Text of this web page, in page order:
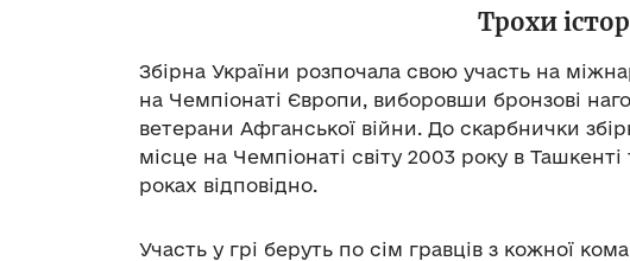
Трохи
Збірна України розпочала свою участь на
на Чемпіонаті Європи, виборовши бронзові
ветерани Афганської війни. До скарбнички
місце на Чемпіонаті світу 2003 року в
роках відповідно.
Участь у грі беруть по сім гравців з кожної